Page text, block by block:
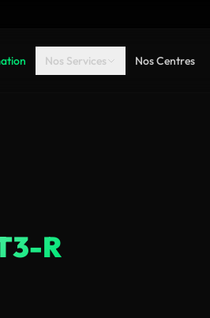
Nos Services Nos Centres
R